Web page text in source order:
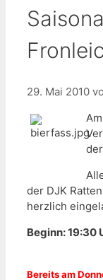
29. Mai 2010
Am
der DJK
herzlich
Beginn: 19:30
Bereits am